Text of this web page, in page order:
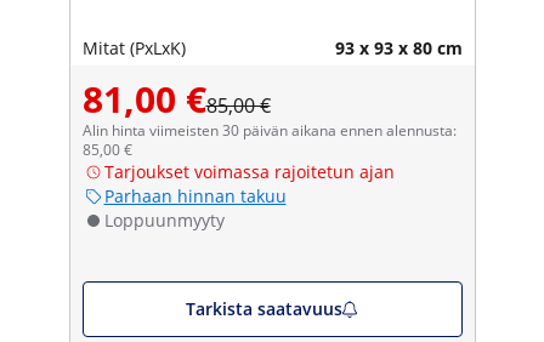
Mitat (PxLxK) 93 x 93 x 80 cm
81,00 €85,00 €
Alin hinta viimeisten 30 päivän aikana ennen alennusta:
85,00 €
Tarjoukset voimassa rajoitetun ajan
Parhaan hinnan takuu
Loppuunmyyty
Tarkista saatavuus